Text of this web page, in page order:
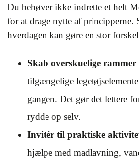
Du behøver ikke indrette et helt
for at drage nytte af principperne.
hverdagen kan gøre en stor
Skab overskuelige rammer
tilgængelige
gangen. Det gør det lettere
rydde op selv.
Invitér til praktiske
hjælpe med madlavning,